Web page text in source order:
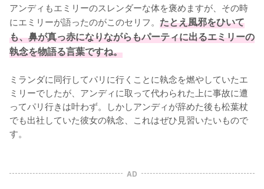
アンディもエミリーのスレンダーな体を褒めますが、その時
にエミリーが語ったのがこのセリフ。 たとえ風邪をひいて
も、鼻が真っ赤になりながらもパーティに出るエミリーの
執念を物語る言葉ですね。
ミランダに同行してパリに行くことに執念を燃やしていたエ
ミリーでしたが、アンディに取って代わられた上に事故に遭
ってパリ行きは叶わず。しかしアンディが辞めた後も松葉杖
でも出社していた彼女の執念、これはぜひ見習いたいもので
す。
AD